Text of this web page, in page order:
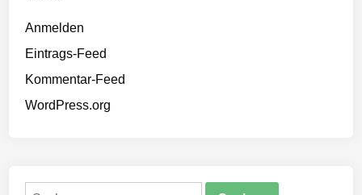
Anmelden
Eintrags-Feed
Kommentar-Feed
WordPress.org
Suchen